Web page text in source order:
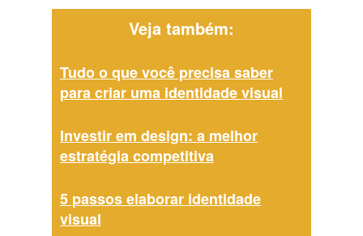
Veja também:
Tudo o que você precisa saber
para criar uma identidade visual
Investir em design: a melhor
estratégia competitiva
5 passos elaborar identidade
visual